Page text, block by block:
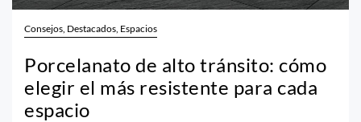
Consejos, Destacados, Espacios
Porcelanato de alto tránsito: cómo
elegir el más resistente para cada
espacio